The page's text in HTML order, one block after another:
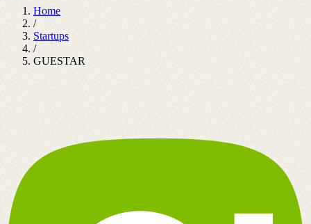
Home
/
Startups
/
GUESTAR